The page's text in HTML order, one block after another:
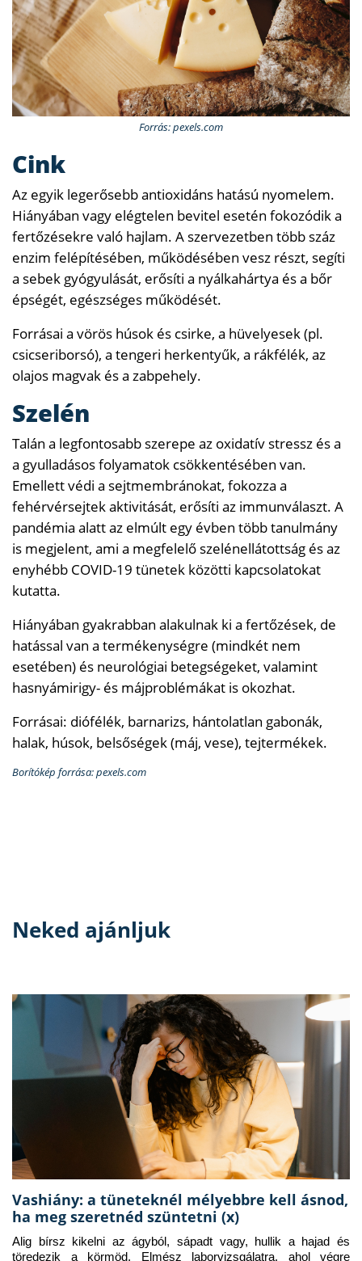
Forrás: pexels.com
Cink
Az egyik legerősebb antioxidáns hatású nyomelem.
Hiányában vagy elégtelen bevitel esetén fokozódik a
fertőzésekre való hajlam. A szervezetben több száz
enzim felépítésében, működésében vesz részt, segíti
a sebek gyógyulását, erősíti a nyálkahártya és a bőr
épségét, egészséges működését.
Forrásai a vörös húsok és csirke, a hüvelyesek (pl.
csicseriborsó), a tengeri herkentyűk, a rákfélék, az
olajos magvak és a zabpehely.
Szelén
Talán a legfontosabb szerepe az oxidatív stressz és a
a gyulladásos folyamatok csökkentésében van.
Emellett védi a sejtmembránokat, fokozza a
fehérvérsejtek aktivitását, erősíti az immunválaszt. A
pandémia alatt az elmúlt egy évben több tanulmány
is megjelent, ami a megfelelő szelénellátottság és az
enyhébb COVID-19 tünetek közötti kapcsolatokat
kutatta.
Hiányában gyakrabban alakulnak ki a fertőzések, de
hatással van a termékenységre (mindkét nem
esetében) és neurológiai betegségeket, valamint
hasnyámirigy- és májproblémákat is okozhat.
Forrásai: diófélék, barnarizs, hántolatlan gabonák,
halak, húsok, belsőségek (máj, vese), tejtermékek.
Borítókép forrása: pexels.com
Neked ajánljuk
Vashiány: a tüneteknél mélyebbre kell ásnod,
ha meg szeretnéd szüntetni (x)
Alig bírsz kikelni az ágyból, sápadt vagy, hullik a hajad és
töredezik a körmöd. Elmész laborvizsgálatra, ahol végre